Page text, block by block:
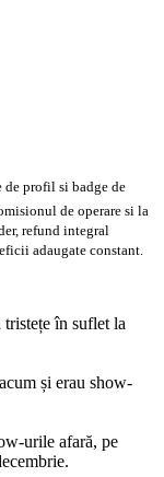
de profil si badge de
de operare si la
refund integral
adaugate constant.
în suflet la
și erau show-
urile afară, pe